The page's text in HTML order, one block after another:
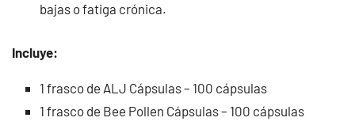
bajas o fatiga crónica.
Incluye:
1 frasco de ALJ Cápsulas – 100 cápsulas
1 frasco de Bee Pollen Cápsulas – 100 cápsulas